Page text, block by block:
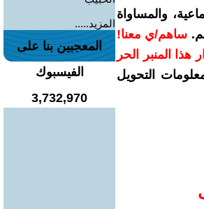
والمساواة
ساهم/ي معنا!
هذا المنبر الحر
التحويل
المزيد.....
المعجبين بنا على
الفيسبوك
3,732,970